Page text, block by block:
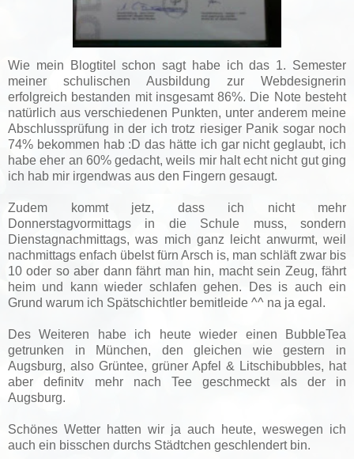
Wie mein Blogtitel schon sagt habe ich das 1. Semester
meiner schulischen Ausbildung zur Webdesignerin
erfolgreich bestanden mit insgesamt 86%. Die Note besteht
natürlich aus verschiedenen Punkten, unter anderem meine
Abschlussprüfung in der ich trotz riesiger Panik sogar noch
74% bekommen hab :D das hätte ich gar nicht geglaubt, ich
habe eher an 60% gedacht, weils mir halt echt nicht gut ging
ich hab mir irgendwas aus den Fingern gesaugt.
Zudem kommt jetz, dass ich nicht mehr
Donnerstagvormittags in die Schule muss, sondern
Dienstagnachmittags, was mich ganz leicht anwurmt, weil
nachmittags enfach übelst fürn Arsch is, man schläft zwar bis
10 oder so aber dann fährt man hin, macht sein Zeug, fährt
heim und kann wieder schlafen gehen. Des is auch ein
Grund warum ich Spätschichtler bemitleide ^^ na ja egal.
Des Weiteren habe ich heute wieder einen BubbleTea
getrunken in München, den gleichen wie gestern in
Augsburg, also Grüntee, grüner Apfel & Litschibubbles, hat
aber definitv mehr nach Tee geschmeckt als der in
Augsburg.
Schönes Wetter hatten wir ja auch heute, weswegen ich
auch ein bisschen durchs Städtchen geschlendert bin.